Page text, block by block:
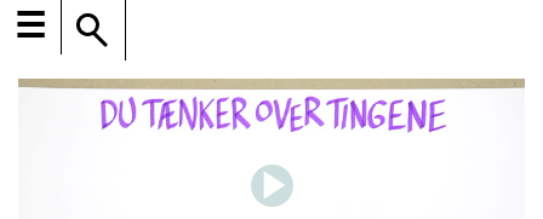
☰